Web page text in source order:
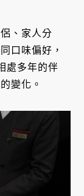
、家人分
口味偏好，
處多年的伴
變化。